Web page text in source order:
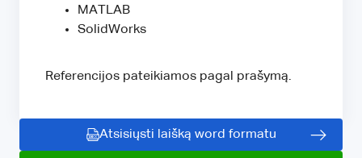
MATLAB
SolidWorks
Referencijos pateikiamos pagal prašymą.
Atsisiųsti laišką word formatu